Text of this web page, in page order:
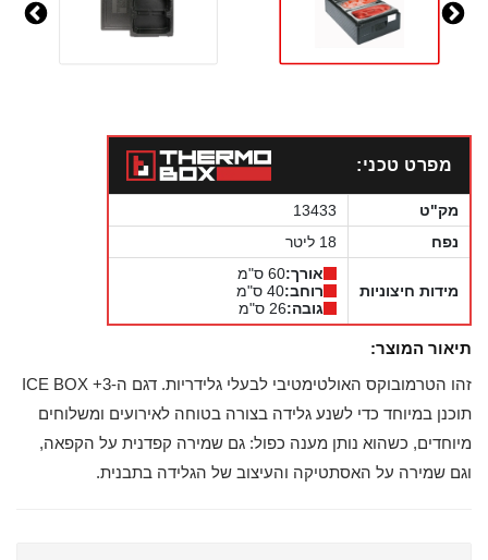
מפרט טכני:
מק"ט
13433
נפח
18 ליטר
מידות חיצוניות
אורך:60 ס"מ
רוחב:40 ס"מ
גובה:26 ס"מ
תיאור המוצר:
זהו הטרמובוקס האולטימטיבי לבעלי גלידריות. דגם ה-ICE BOX +3
תוכנן במיוחד כדי לשנע גלידה בצורה בטוחה לאירועים ומשלוחים
מיוחדים, כשהוא נותן מענה כפול: גם שמירה קפדנית על הקפאה,
וגם שמירה על האסתטיקה והעיצוב של הגלידה בתבנית.